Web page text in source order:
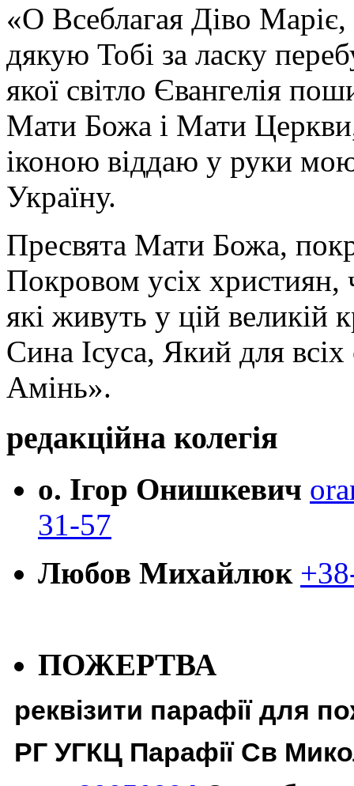
«О Всеблагая Діво
дякую Тобі за ласку
якої світло Євангелія
Мати Божа і Мати
іконою віддаю у руки
Україну.
Пресвята Мати Божа,
Покровом усіх християн,
які живуть у цій великій
Сина Ісуса, Який для
Амінь».
редакційна колегія
о. Ігор Онишкевич
31-57
Любов Михайлюк
ПОЖЕРТВА
реквізити парафії для
РГ УГКЦ Парафії Св